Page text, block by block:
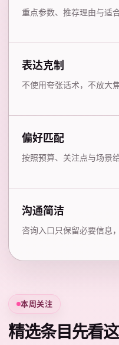
重点参数、推荐理由与适
表达克制
不使用夸张话术，不放大
偏好匹配
按照预算、关注点与场景
沟通简洁
咨询入口只保留必要信息
本周关注
精选条目先看